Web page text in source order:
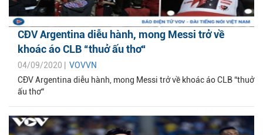
CĐV Argentina diễu hành, mong Messi trở về
khoác áo CLB “thuở ấu thơ“
04/09/2020 | VOVVN
CĐV Argentina diễu hành, mong Messi trở về khoác áo CLB “thuở
ấu thơ“